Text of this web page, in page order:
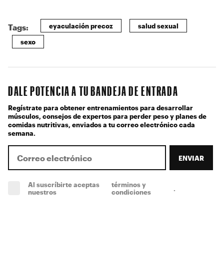
Tags: eyaculación precoz salud sexual
sexo
DALE POTENCIA A TU BANDEJA DE ENTRADA
Regístrate para obtener entrenamientos para desarrollar
músculos, consejos de expertos para perder peso y planes de
comidas nutritivas, enviados a tu correo electrónico cada
semana.
ENVIAR
Al suscríbirte aceptas
nuestros
términos y
condiciones